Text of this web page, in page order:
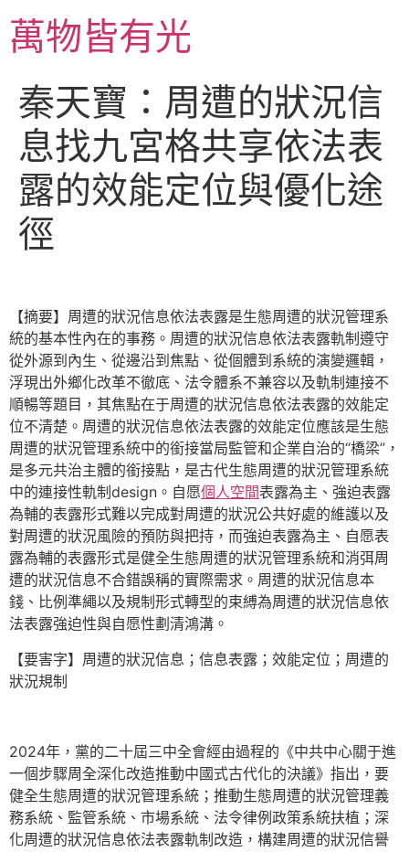
主萬物皆有光
秦天寶：周遭的狀況信
息找九宮格共享依法表
露的效能定位與優化途
徑
【摘要】周遭的狀況信息依法表露是生態周遭的狀況管理系
統的基本性內在的事務。周遭的狀況信息依法表露軌制遵守
從外源到內生、從邊沿到焦點、從個體到系統的演變邏輯，
浮現出外鄉化改革不徹底、法令體系不兼容以及軌制連接不
順暢等題目，其焦點在于周遭的狀況信息依法表露的效能定
位不清楚。周遭的狀況信息依法表露的效能定位應該是生態
周遭的狀況管理系統中的銜接當局監管和企業自治的“橋梁”，
是多元共治主體的銜接點，是古代生態周遭的狀況管理系統
中的連接性軌制design。自愿個人空間表露為主、強迫表露
為輔的表露形式難以完成對周遭的狀況公共好處的維護以及
對周遭的狀況風險的預防與把持，而強迫表露為主、自愿表
露為輔的表露形式是健全生態周遭的狀況管理系統和消弭周
遭的狀況信息不合錯誤稱的實際需求。周遭的狀況信息本
錢、比例準繩以及規制形式轉型的束縛為周遭的狀況信息依
法表露強迫性與自愿性劃清鴻溝。
【要害字】周遭的狀況信息；信息表露；效能定位；周遭的
狀況規制
2024年，黨的二十屆三中全會經由過程的《中共中心關于進
一個步驟周全深化改造推動中國式古代化的決議》指出，要
健全生態周遭的狀況管理系統；推動生態周遭的狀況管理義
務系統、監管系統、市場系統、法令律例政策系統扶植；深
化周遭的狀況信息依法表露軌制改造，構建周遭的狀況信譽